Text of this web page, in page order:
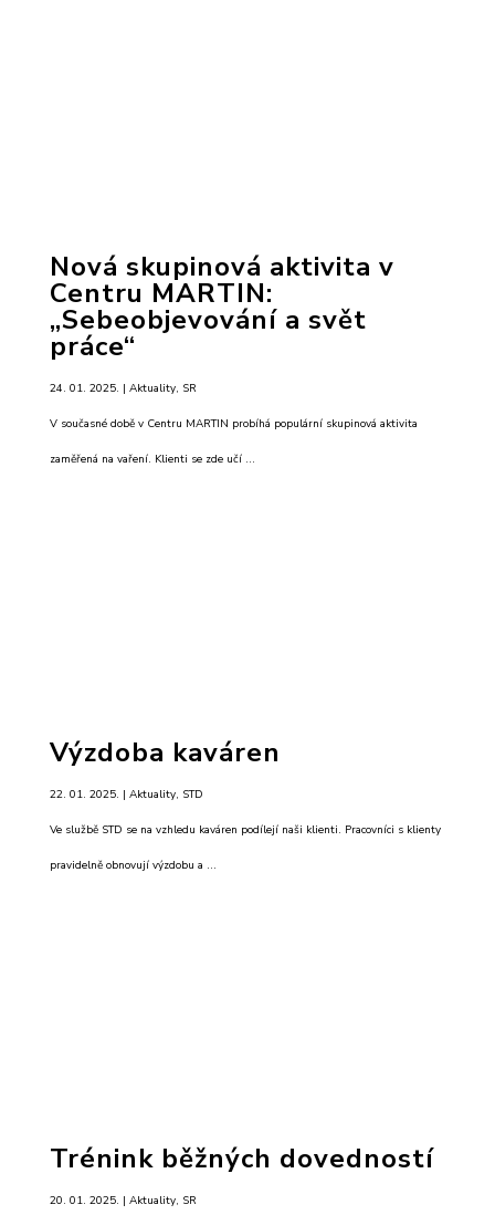
Nová skupinová aktivita v
Centru MARTIN:
„Sebeobjevování a svět
práce“
24. 01. 2025. | Aktuality, SR
V současné době v Centru MARTIN probíhá populární skupinová aktivita
zaměřená na vaření. Klienti se zde učí ...
Výzdoba kaváren
22. 01. 2025. | Aktuality, STD
Ve službě STD se na vzhledu kaváren podílejí naši klienti. Pracovníci s klienty
pravidelně obnovují výzdobu a ...
Trénink běžných dovedností
20. 01. 2025. | Aktuality, SR